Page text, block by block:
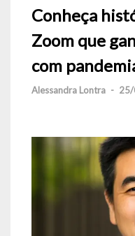
Conheça
Zoom que
com
Alessandra Lontra -